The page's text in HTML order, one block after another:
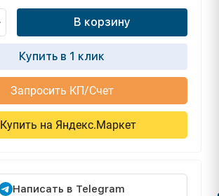
В корзину
Купить в 1 клик
Запросить КП/Счет
Купить на Яндекс.Маркет
Написать в Telegram